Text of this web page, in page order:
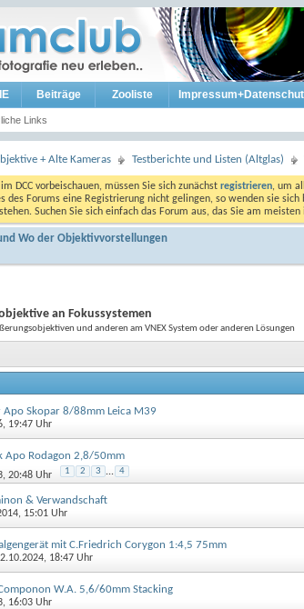
Links
Beiträge Zooliste
+ Alte Kameras Testberichte und Listen (Altglas)
DCC vorbeischauen, müssen Sie sich zunächst registrieren, um
des Forums eine Registrierung nicht gelingen, so wenden sie sich
Suchen Sie sich einfach das Forum aus, das Sie am
Wo der Objektivvorstellungen
an Fokussystemen
und anderen am VNEX System oder anderen Lösungen
Apo Skopar 8/88mm Leica M39
19:47 Uhr
Apo Rodagon 2,8/50mm
20:48 Uhr 1 2 3 ... 4
& Verwandschaft
15:01 Uhr
mit C.Friedrich Corygon 1:4,5 75mm
18:47 Uhr
W.A. 5,6/60mm Stacking
16:03 Uhr